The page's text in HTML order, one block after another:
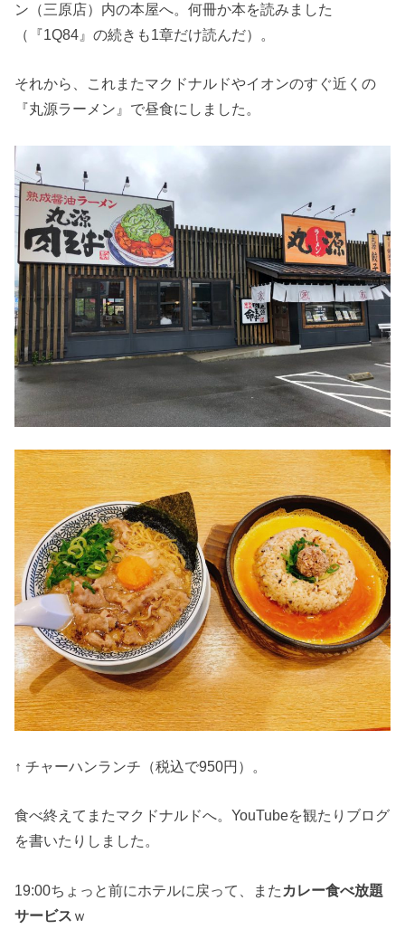
ン（三原店）内の本屋へ。何冊か本を読みました
（『1Q84』の続きも1章だけ読んだ）。
それから、これまたマクドナルドやイオンのすぐ近くの
『丸源ラーメン』で昼食にしました。
↑ チャーハンランチ（税込で950円）。
食べ終えてまたマクドナルドへ。YouTubeを観たりブログ
を書いたりしました。
19:00ちょっと前にホテルに戻って、また カレー食べ放題
サービス ｗ